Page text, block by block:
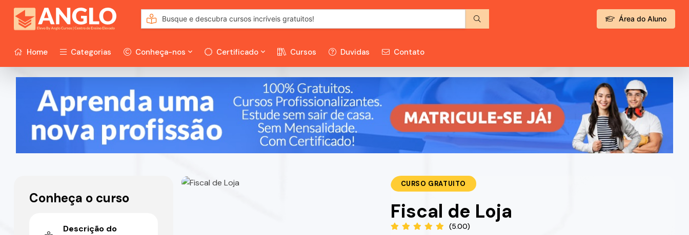
Área do Aluno
Home Categorias Conheça-nos Certificado Cursos Duvidas Contato
CURSO GRATUITO
Fiscal de Loja
(5.00)
Conheça o curso
Descrição do